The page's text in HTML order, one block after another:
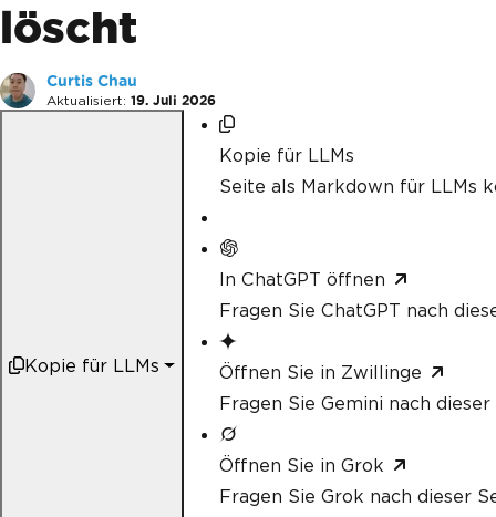
löscht
Curtis Chau
Aktualisiert: 19. Juli 2026
Kopie für LLMs
Kopie für LLMs
Seite als Markdown für LLMs
In ChatGPT öffnen
Fragen Sie ChatGPT nach
Öffnen Sie in Zwillinge
Fragen Sie Gemini nach
Öffnen Sie in Grok
Fragen Sie Grok nach dieser